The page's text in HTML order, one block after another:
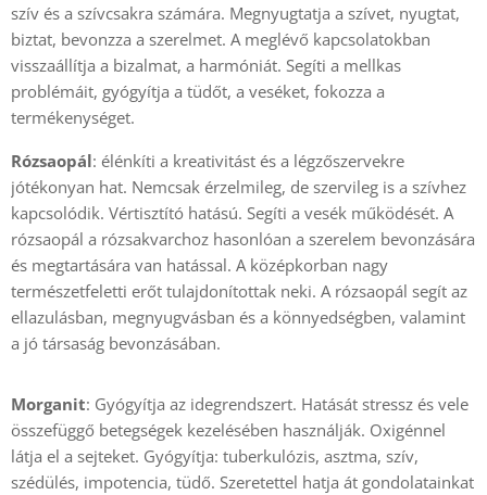
szív és a szívcsakra számára. Megnyugtatja a szívet, nyugtat,
biztat, bevonzza a szerelmet. A meglévő kapcsolatokban
visszaállítja a bizalmat, a harmóniát. Segíti a mellkas
problémáit, gyógyítja a tüdőt, a veséket, fokozza a
termékenységet.
Rózsaopál: élénkíti a kreativitást és a légzőszervekre
jótékonyan hat. Nemcsak érzelmileg, de szervileg is a szívhez
kapcsolódik. Vértisztító hatású. Segíti a vesék működését. A
rózsaopál a rózsakvarchoz hasonlóan a szerelem bevonzására
és megtartására van hatással. A középkorban nagy
természetfeletti erőt tulajdonítottak neki. A rózsaopál segít az
ellazulásban, megnyugvásban és a könnyedségben, valamint
a jó társaság bevonzásában.
Morganit: Gyógyítja az idegrendszert. Hatását stressz és vele
összefüggő betegségek kezelésében használják. Oxigénnel
látja el a sejteket. Gyógyítja: tuberkulózis, asztma, szív,
szédülés, impotencia, tüdő. Szeretettel hatja át gondolatainkat